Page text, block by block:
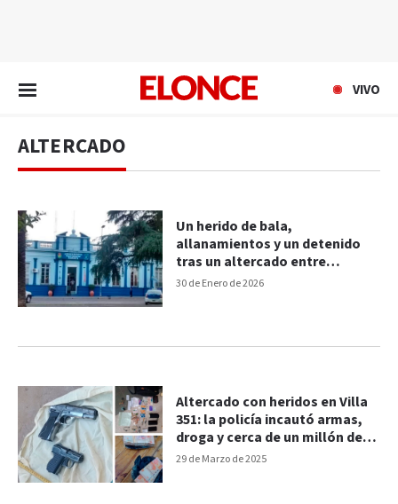
VIVO
ALTERCADO
30 de Enero de 2026
Un herido de bala,
allanamientos y un detenido
tras un altercado entre
conocidos en Diamante
29 de Marzo de 2025
Altercado con heridos en Villa
351: la policía incautó armas,
droga y cerca de un millón de
pesos tras allanamientos